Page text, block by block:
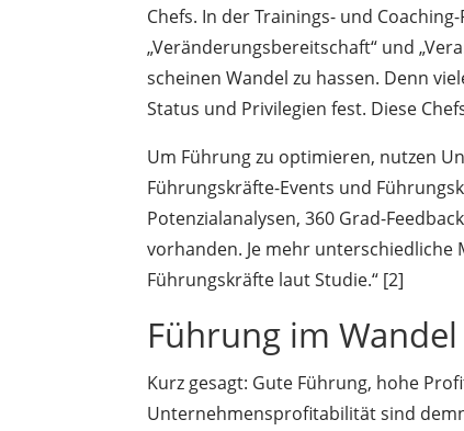
Chefs. In der Trainings- und
„Veränderungsbereitschaft“ und
scheinen Wandel zu hassen. Denn
Status und Privilegien fest. Diese
Um Führung zu optimieren, nutzen
Führungskräfte-Events und
Potenzialanalysen, 360 Grad-
vorhanden. Je mehr
Führungskräfte laut Studie.“ [2]
Führung im
Kurz gesagt: Gute Führung, hohe
Unternehmensprofitabilität sind